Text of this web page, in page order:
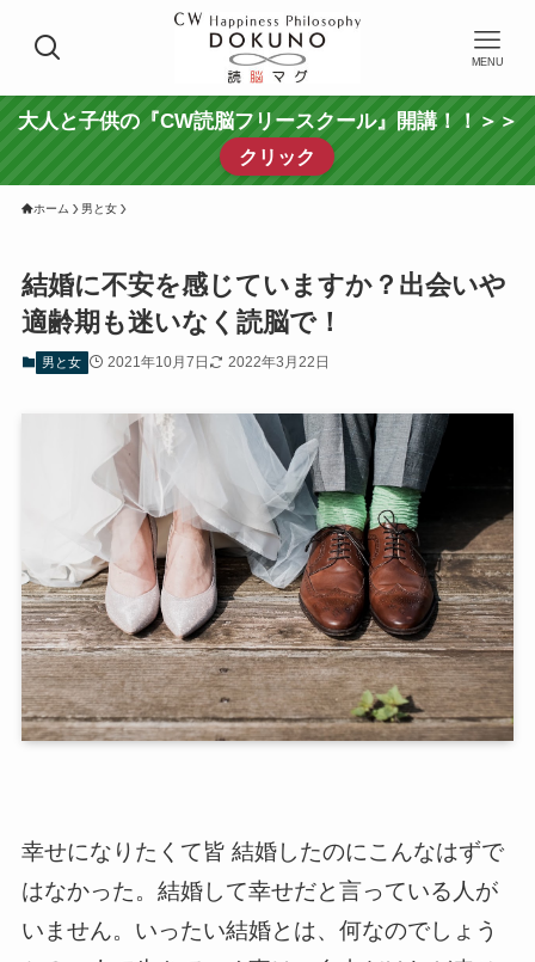
MENU
大人と子供の『CW読脳フリースクール』開講！！＞＞
クリック
ホーム 男と女
結婚に不安を感じていますか？出会いや
適齢期も迷いなく読脳で！
男と女 2021年10月7日 2022年3月22日
幸せになりたくて皆 結婚したのにこんなはずで
はなかった。結婚して幸せだと言っている人が
いません。いったい結婚とは、何なのでしょう